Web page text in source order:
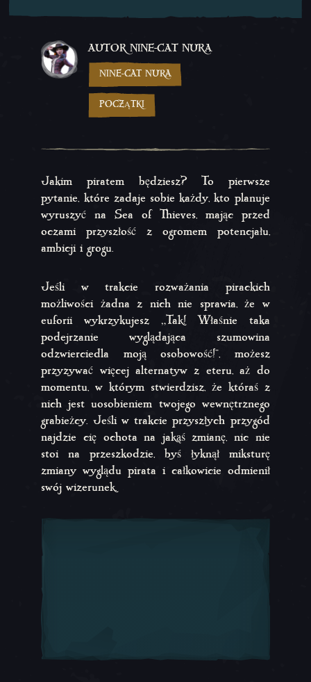
AUTOR NINE-CAT NURA
NINE-CAT NURA
POCZĄTKI
Jakim piratem będziesz? To pierwsze
pytanie, które zadaje sobie każdy, kto planuje
wyruszyć na Sea of Thieves, mając przed
oczami przyszłość z ogromem potencjału,
ambicji i grogu.
Jeśli w trakcie rozważania pirackich
możliwości żadna z nich nie sprawia, że w
euforii wykrzykujesz „Tak! Właśnie taka
podejrzanie wyglądająca szumowina
odzwierciedla mojąosobowość!”, możesz
przyzywać więcej alternatyw z eteru, aż do
momentu, w którym stwierdzisz, że któraś z
nich jest uosobieniem twojego wewnętrznego
grabieżcy. Jeśli w trakcie przyszłych przygód
najdzie cię ochota na jakąś zmianę, nic nie
stoi na przeszkodzie, byś łyknął miksturę
zmiany wyglądu pirata i całkowicie odmienił
swój wizerunek.